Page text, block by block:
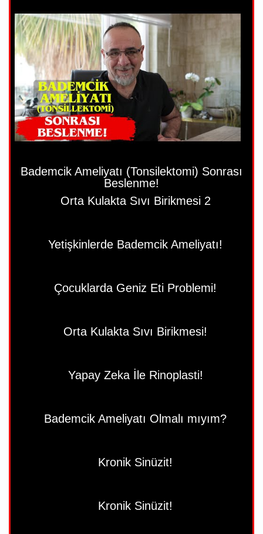
Bademcik Ameliyatı (Tonsilektomi) Sonrası
Beslenme!
Orta Kulakta Sıvı Birikmesi 2
Yetişkinlerde Bademcik Ameliyatı!
Çocuklarda Geniz Eti Problemi!
Orta Kulakta Sıvı Birikmesi!
Yapay Zeka İle Rinoplasti!
Bademcik Ameliyatı Olmalı mıyım?
Kronik Sinüzit!
Kronik Sinüzit!